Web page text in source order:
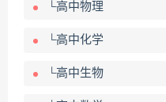
└高中物理
└高中化学
└高中生物